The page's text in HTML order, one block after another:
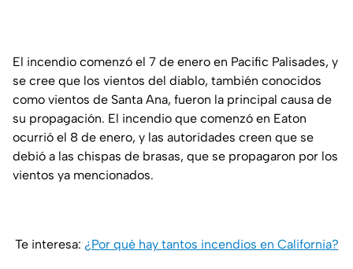
El incendio comenzó el 7 de enero en Pacific Palisades, y
se cree que los vientos del diablo, también conocidos
como vientos de Santa Ana, fueron la principal causa de
su propagación. El incendio que comenzó en Eaton
ocurrió el 8 de enero, y las autoridades creen que se
debió a las chispas de brasas, que se propagaron por los
vientos ya mencionados.
Te interesa: ¿Por qué hay tantos incendios en California?